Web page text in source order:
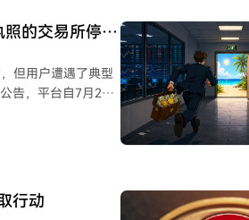
的交易所停止
但用户遭遇了典型
化高达15%的理
。一个由27名用
行动